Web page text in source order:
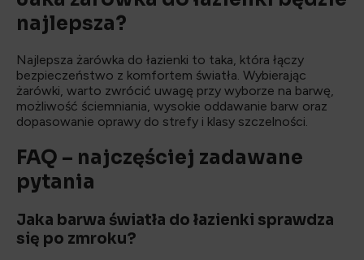
najlepsza?
Najlepsza żarówka do łazienki to taka, która łączy
bezpieczeństwo z komfortem światła. Wybierając
żarówki, warto zwrócić uwagę przy wyborze na barwę,
możliwość ściemniania, wysokie oddawanie barw oraz
dopasowanie oprawy do strefy i klasy szczelności.
FAQ – najczęściej zadawane
pytania
Jaka barwa światła do łazienki sprawdza
się po zmroku?